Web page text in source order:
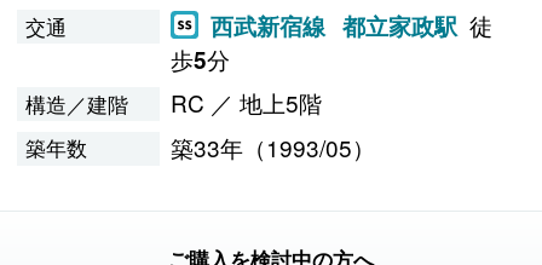
交通 西武新宿線 都立家政駅 徒
歩5分
構造／建階 RC ／ 地上5階
築年数 築33年（1993/05）